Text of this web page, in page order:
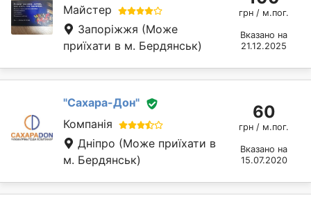
Майстер
Запоріжжя (Може
приїхати в м. Бердянськ)
грн / м.пог.
Вказано на
21.12.2025
"Сахара-Дон"
Компанія
Дніпро (Може приїхати в
м. Бердянськ)
60
грн / м.пог.
Вказано на
15.07.2020